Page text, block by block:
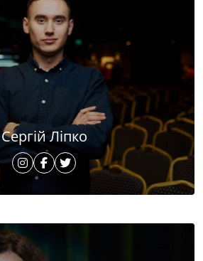
Сергій Ліпко